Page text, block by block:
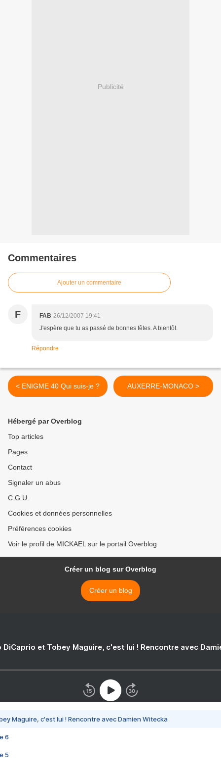
Publicité
Commentaires
Ajouter un commentaire
F FAB 26/12/2007 19:41
J'espère que tu as passé de bonnes fêtes. A bientôt.
Répondre
< ENIGME 40 Qui suis-je ? AUXERRE-MONACO >
Hébergé par Overblog
Top articles
Pages
Contact
Signaler un abus
C.G.U.
Cookies et données personnelles
Préférences cookies
Voir le profil de MICKAEL sur le portail Overblog
Créer un blog sur Overblog
Créer un blog
DiCaprio et Tobey Maguire, c'est lui ! Rencontre avec
Maguire, c'est lui ! Rencontre avec Damien Witecka
6
5